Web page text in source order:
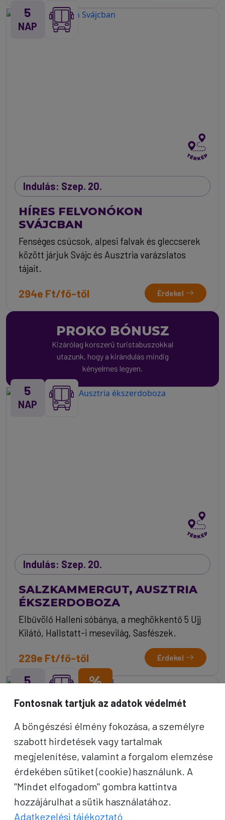
5
NAP
Indulás: Szep. 20.
HÍRES FELVONÓKON
SVÁJCBAN
Fenséges csúcsok, alpesi falvak és gleccserek
között járjuk Svájc és Ausztria varázslatos
tájait.
294e Ft/fő-től Érdekel
PROKO BÓNUSZ
Kizárólag korszerű turistabuszokkal
utazunk, hogy a kirándulás mindig
kényelmes legyen.
5
NAP
Indulás: Szep. 20.
SALZKAMMERGUT, AUSZTRIA
ÉKSZERDOBOZA
Elbűvölő Halleni sóbánya, a meghökkentő 5 Ujj
Kilátó, Hallstatt-i mesevilág, Sasfészek.
229e Ft/fő-től Érdekel
5 %
Fontosnak tartjuk az adatok védelmét
A böngészési élmény fokozása, a személyre
szabott hirdetések vagy tartalmak
megjelenítése, valamint a forgalom elemzése
érdekében sütiket (cookie) használunk. A
"Mindet elfogadom" gombra kattintva
hozzájárulhat a sütik használatához.
Adatkezelési tájékoztató